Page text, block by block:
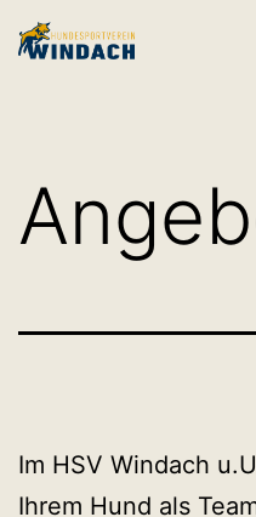
Zum
Inhalt
HSV
Im HSV Windach
Ihrem Hund als